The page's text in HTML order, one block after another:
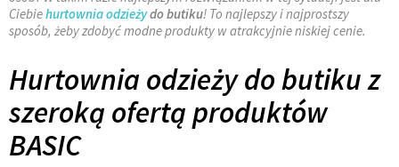
Ciebiehurtownia odzieżydo butiku! To najlepszy i najprostszy
sposób, żeby zdobyć modne produkty w atrakcyjnie niskiej cenie.
Hurtownia odzieży do butiku z
szeroką ofertą produktów
BASIC